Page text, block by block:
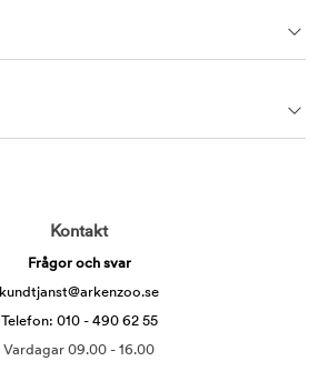
Kontakt
Frågor och svar
kundtjanst@arkenzoo.se
Telefon: 010 - 490 62 55
Vardagar 09.00 - 16.00